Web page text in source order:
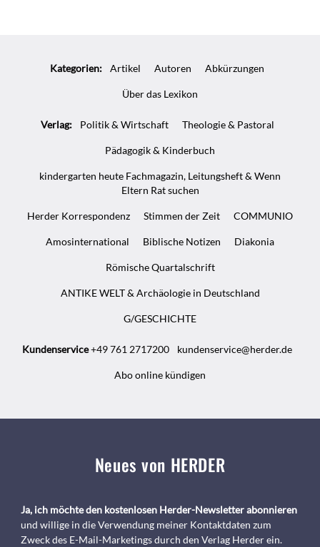
InfosKategorien: Artikel Autoren Abkürzungen
Über das Lexikon
Verlag: Politik & Wirtschaft Theologie & Pastoral
Pädagogik & Kinderbuch
kindergarten heute Fachmagazin, Leitungsheft & Wenn
Eltern Rat suchen
Herder Korrespondenz Stimmen der Zeit COMMUNIO
Amosinternational Biblische Notizen Diakonia
Römische Quartalschrift
ANTIKE WELT & Archäologie in Deutschland
G/GESCHICHTE
Kundenservice+49 761 2717200 kundenservice@herder.de
Abo online kündigen
Neues von HERDER
Ja, ich möchte den kostenlosen Herder-Newsletter abonnieren
und willige in die Verwendung meiner Kontaktdaten zum
Zweck des E-Mail-Marketings durch den Verlag Herder ein.